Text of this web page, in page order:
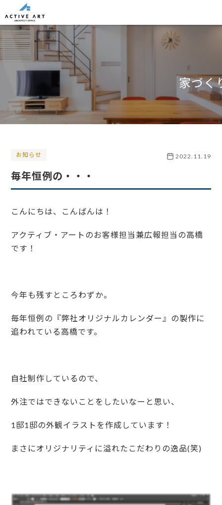
家づく
お知らせ 2022.11.19
毎年恒例の・・・
こんにちは、こんばんは！
アクティブ・アートのお客様担当兼広報担当の高橋
です！
今年も残すところわずか。
毎年恒例の『弊社オリジナルカレンダー』の製作に
追われている高橋です。
自社制作しているので、
外注ではできないことをしたいなーと思い、
1邸1邸の外観イラストを作成しています！
まさにオリジナリティに溢れたこだわりの逸品(笑)